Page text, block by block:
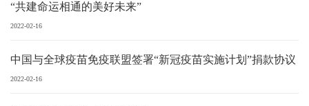
“共建命运相通的美好未来”
2022-02-16
中国与全球疫苗免疫联盟签署“新冠疫苗实施计划”捐款协议
2022-02-16